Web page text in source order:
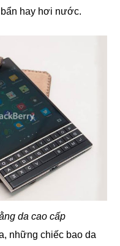
hay hơi nước.
da cao cấp
những chiếc bao da